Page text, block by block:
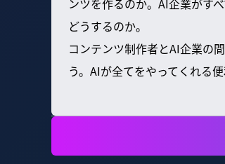
ンツを作るのか。AI企業がす
どうするのか。
コンテンツ制作者とAI企業の
う。AIが全てをやってくれる